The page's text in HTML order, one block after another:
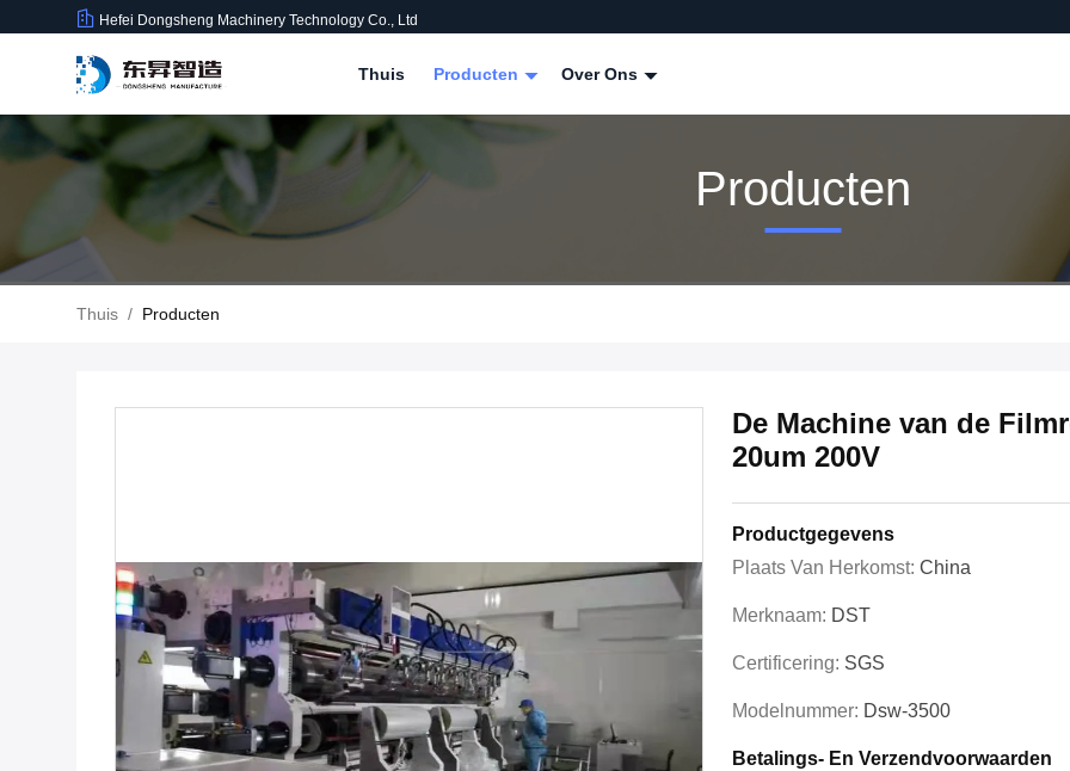
Hefei Dongsheng Machinery Technology Co., Ltd
Thuis Producten Over Ons
Producten
Thuis / Producten
De Machine van de
20um 200V
Productgegevens
Plaats Van Herkomst: China
Merknaam: DST
Certificering: SGS
Modelnummer: Dsw-3500
Betalings- En Verzendvoorwaarden